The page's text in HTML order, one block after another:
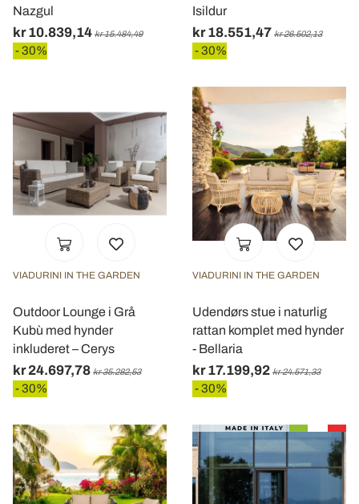
Nazgul
kr 10.839,14 kr 15.484,49
- 30%
Isildur
kr 18.551,47 kr 26.502,13
- 30%
VIADURINI IN THE GARDEN
Outdoor Lounge i Grå
Kubù med hynder
inkluderet – Cerys
kr 24.697,78 kr 35.282,53
- 30%
VIADURINI IN THE GARDEN
Udendørs stue i naturlig
rattan komplet med hynder
- Bellaria
kr 17.199,92 kr 24.571,33
- 30%